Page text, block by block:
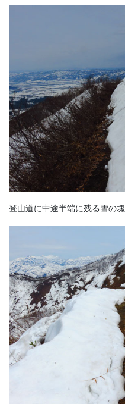
登山道に中途半端に残る雪の塊